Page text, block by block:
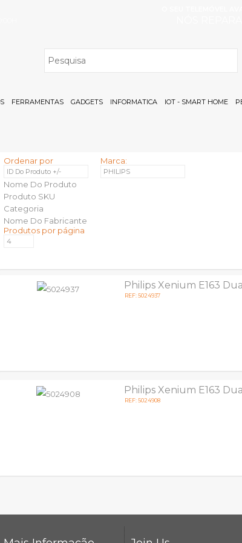
FERRAMENTAS GADGETS INFORMATICA IOT - SMART HOME
Ordenar por
ID Do Produto +/-
Nome Do Produto
Produto SKU
Categoria
Nome Do Fabricante
Marca:
PHILIPS
Produtos por página
Philips Xenium E163
REF: 5024937
Philips Xenium E163
REF: 5024908